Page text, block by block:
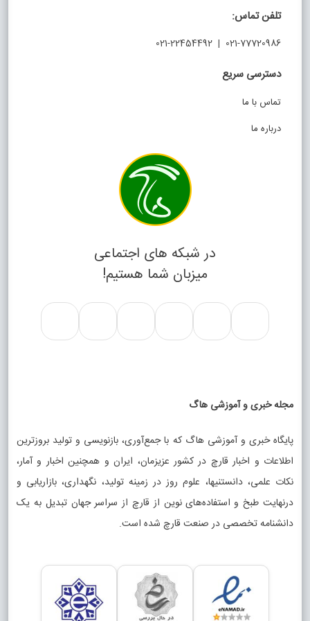
تلفن تماس:
021-77720986 | 021-22454492
دسترسی سریع
تماس با ما
درباره ما
در شبکه های اجتماعی
میزبان شما هستیم!
مجله خبری و آموزشی هاگ
پایگاه خبری و آموزشی هاگ که با جمع‌آوری، بازنویسی و تولید بروزترین
اطلاعات و اخبار قارچ در کشور عزیزمان، ایران و همچنین اخبار و آمار،
نکات علمی، دانستنیها، علوم روز در زمینه تولید، نگهداری، بازاریابی و
درنهایت طبخ و استفاده‌های نوین از قارچ از سراسر جهان تبدیل به یک
دانشنامه تخصصی در صنعت قارچ شده است.